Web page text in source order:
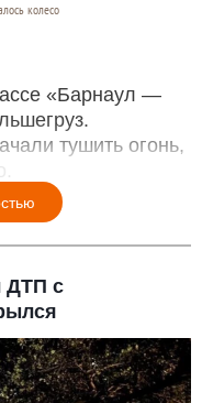
колесо
«Барнаул —
тушить огонь,
ДТП с